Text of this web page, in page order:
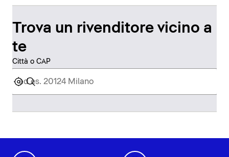
Trova un rivenditore vicino a
te
Città o CAP